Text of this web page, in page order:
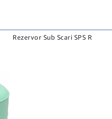
Rezervor Sub Scari SPS R